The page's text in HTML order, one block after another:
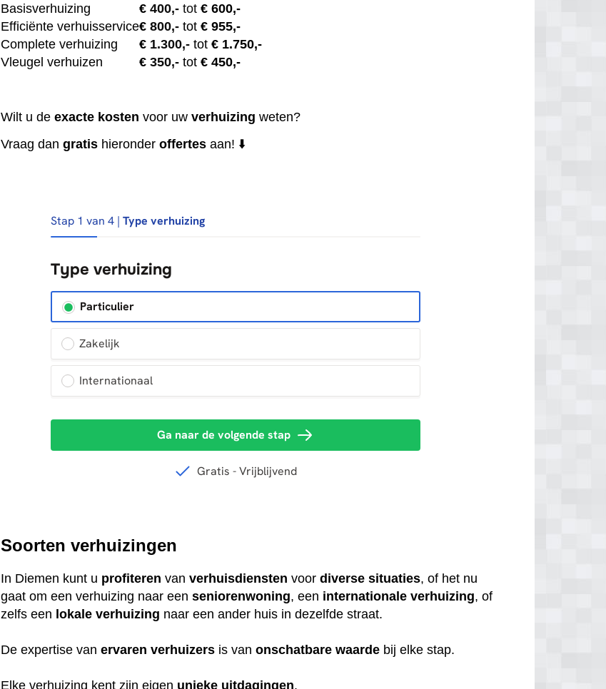
Basisverhuizing €400,- tot € 600,-
Efficiënte verhuisservice€800,- tot€ 955,-
Complete verhuizing
€ 1.300,- tot€ 1.750,-
Vleugel verhuizen
€350,- tot€ 450,-
Wilt u deexacte kosten voor uwverhuizing weten?
Vraag dangratis hieronderoffertes aan! ⬇️
Soorten verhuizingen
In Diemen kunt u profiteren vanverhuisdiensten voordiverse situaties, of het nu
gaat om een verhuizing naar eenseniorenwoning, een internationale verhuizing, of
zelfs een lokale verhuizing naar een ander huis in dezelfde straat.
De expertise vanervaren verhuizers is vanonschatbare waarde bij elke stap.
Elke verhuizing kent zijn eigen unieke uitdagingen.